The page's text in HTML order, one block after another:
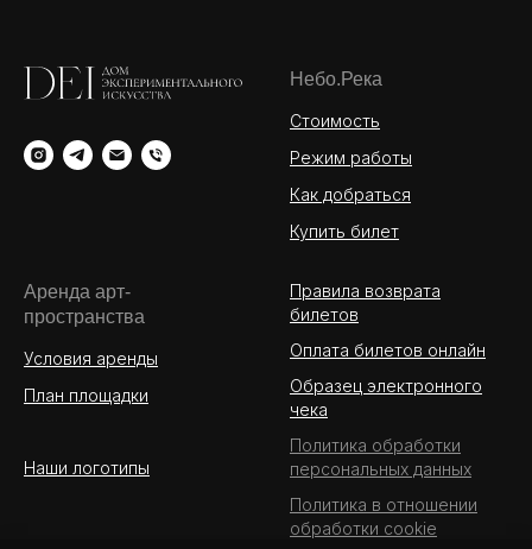
Небо.Река
Стоимость
Режим работы
Как добраться
Купить билет
Аренда арт-
пространства
Условия аренды
План площадки
Наши логотипы
Правила возврата
билетов
Оплата билетов онлайн
Образец электронного
чека
Политика обработки
персональных данных
Политика в отношении
обработки cookie